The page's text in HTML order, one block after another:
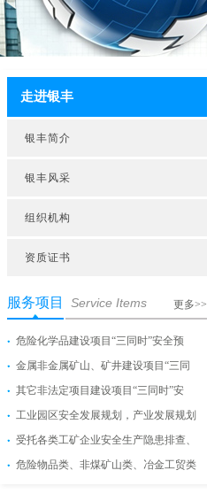
走进银丰
银丰简介
银丰风采
组织机构
资质证书
服务项目 Service Items 更多>>
危险化学品建设项目“三同时”安全预
金属非金属矿山、矿井建设项目“三同
其它非法定项目建设项目“三同时”安
工业园区安全发展规划，产业发展规划
受托各类工矿企业安全生产隐患排查、
危险物品类、非煤矿山类、冶金工贸类